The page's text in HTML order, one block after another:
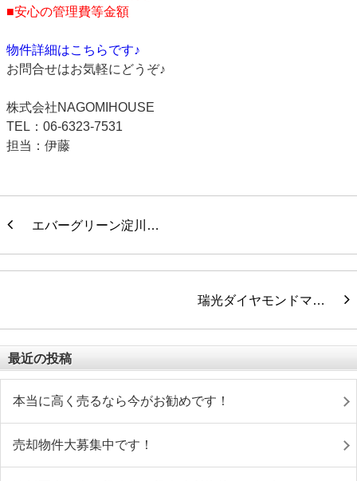
■安心の管理費等金額
物件詳細はこちらです♪
お問合せはお気軽にどうぞ♪
株式会社NAGOMIHOUSE
TEL：06-6323-7531
担当：伊藤
エバーグリーン淀川…
瑞光ダイヤモンドマ…
最近の投稿
本当に高く売るなら今がお勧めです！
売却物件大募集中です！